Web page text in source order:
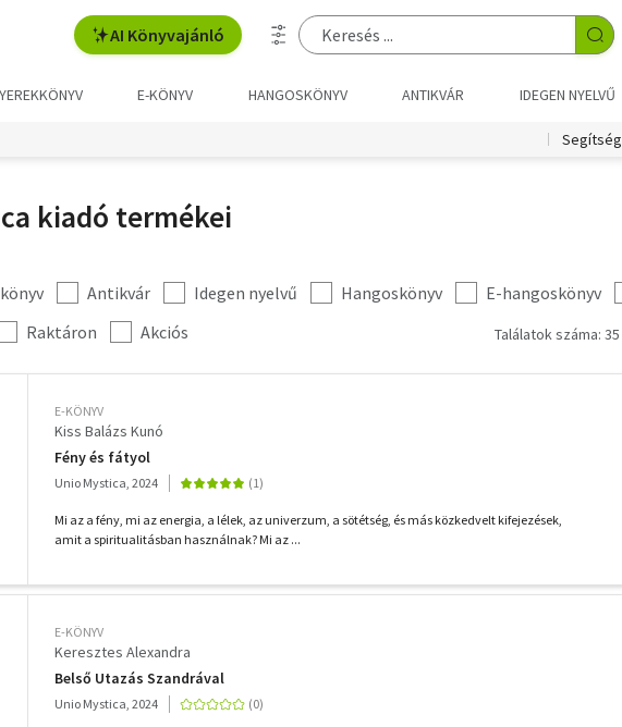
AI Könyvajánló
E-KÖNYV HANGOSKÖNYV ANTIKVÁR IDEGEN NYELVŰ
Segítség
kiadó termékei
Antikvár Idegen nyelvű Hangoskönyv E-hangoskönyv
Raktáron Akciós Találatok száma: 35
E-KÖNYV
Kiss Balázs Kunó
Fény és fátyol
Unio Mystica, 2024
Mi az a fény, mi az energia, a lélek, az univerzum, a sötétség, és más közkedvelt kifejezések,
amit a spiritualitásban használnak? Mi az ...
E-KÖNYV
Keresztes Alexandra
Belső Utazás Szandrával
Unio Mystica, 2024